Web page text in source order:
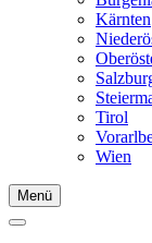
Kärnten
Tirol
Wien
Menü